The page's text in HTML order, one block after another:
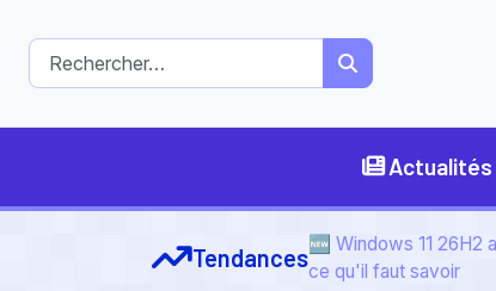
Actualités
Tendances🆕 Windows 11 26H2
ce qu'il faut savoir